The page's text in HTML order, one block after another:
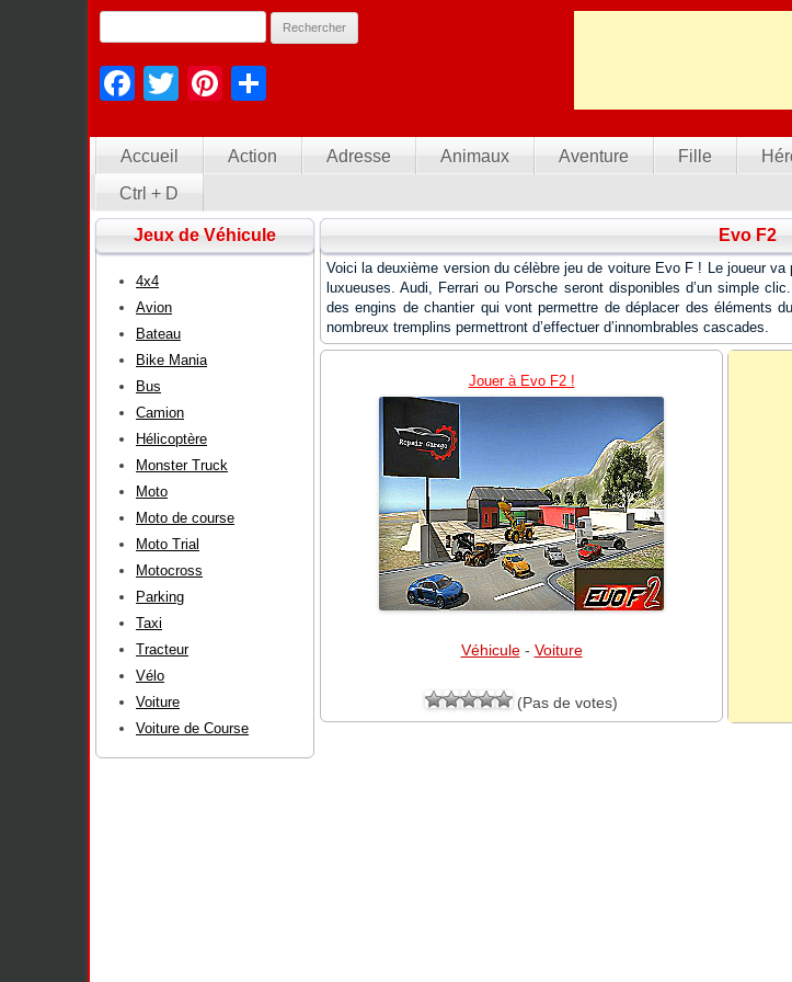
Facebook
TwitterPinterest
Accueil Action Adresse Animaux Aventure Fille
Ctrl + D
Evo F2
Voici la deuxième version du célèbre jeu de voiture Evo F ! Le joueur
luxueuses. Audi, Ferrari ou Porsche seront disponibles d’un simple
des engins de chantier qui vont permettre de déplacer des éléments
nombreux tremplins permettront d’effectuer d’innombrables cascades.
Jouer à Evo F2 !
Véhicule- Voiture
(Pas de votes)
Jeux de Véhicule
4x4
Avion
Bateau
Bike Mania
Bus
Camion
Hélicoptère
Monster Truck
Moto
Moto de course
Moto Trial
Motocross
Parking
Taxi
Tracteur
Vélo
Voiture
Voiture de Course